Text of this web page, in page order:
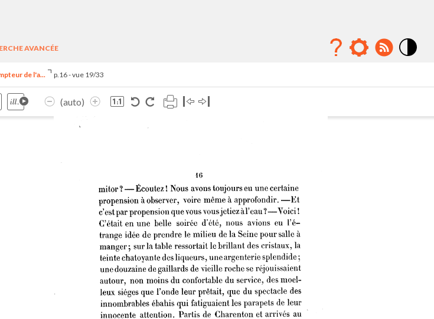
AVANCÉE
de l'a... p.16 - vue 19/33
(auto)